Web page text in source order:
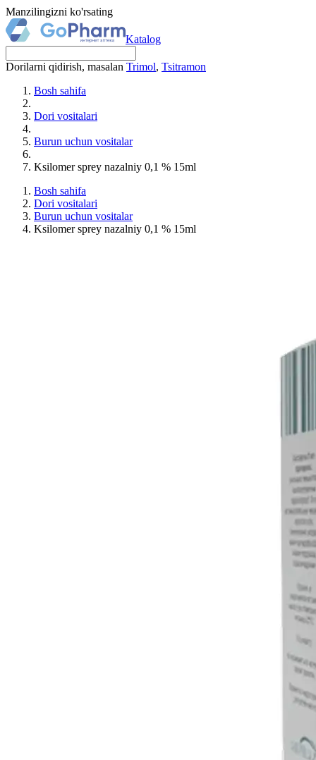
Manzilingizni ko'rsating
Katalog
Dorilarni qidirish, masalan Trimol, Tsitramon
Bosh sahifa
Dori vositalari
Burun uchun vositalar
Ksilomer sprey nazalniy 0,1 % 15ml
Bosh sahifa
Dori vositalari
Burun uchun vositalar
Ksilomer sprey nazalniy 0,1 % 15ml